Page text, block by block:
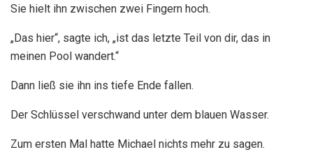
Sie hielt ihn zwischen zwei Fingern hoch.
„Das hier“, sagte ich, „ist das letzte Teil von dir, das in
meinen Pool wandert.“
Dann ließ sie ihn ins tiefe Ende fallen.
Der Schlüssel verschwand unter dem blauen Wasser.
Zum ersten Mal hatte Michael nichts mehr zu sagen.